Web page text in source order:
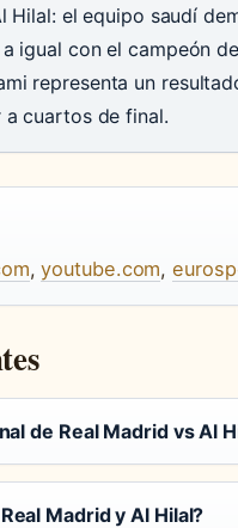
Hilal: el equipo saudí
igual con el campeón
representa un
a cuartos de final.
,youtube.com,
de Real Madrid vs Al
Madrid y Al Hilal?